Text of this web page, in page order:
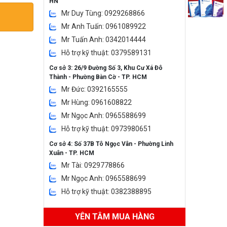
Mr Duy Tùng: 0929268866
Mr Anh Tuấn: 0961089922
Mr Tuấn Anh: 0342014444
Hỗ trợ kỹ thuật: 0379589131
Cơ sở 3: 26/9 Đường Số 3, Khu Cư Xá Đô
Thành - Phường Bàn Cờ - TP. HCM
Mr Đức: 0392165555
Mr Hùng: 0961608822
Mr Ngọc Anh: 0965588699
Hỗ trợ kỹ thuật: 0973980651
Cơ sở 4: Số 37B Tô Ngọc Vân - Phường Linh
Xuân - TP. HCM
Mr Tài: 0929778866
Mr Ngọc Anh: 0965588699
Hỗ trợ kỹ thuật: 0382388895
YÊN TÂM MUA HÀNG